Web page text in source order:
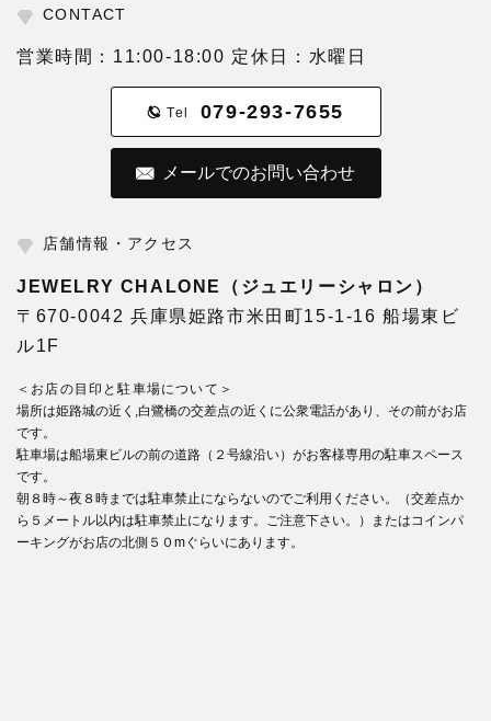
CONTACT
営業時間：11:00-18:00 定休日：水曜日
Tel 079-293-7655
メールでのお問い合わせ
店舗情報・アクセス
JEWELRY CHALONE（ジュエリーシャロン）
〒670-0042 兵庫県姫路市米田町15-1-16 船場東ビ
ル1F
＜お店の目印と駐車場について＞
場所は姫路城の近く,白鷺橋の交差点の近くに公衆電話があり、その前がお店
です。
駐車場は船場東ビルの前の道路（２号線沿い）がお客様専用の駐車スペース
です。
朝８時～夜８時までは駐車禁止にならないのでご利用ください。（交差点か
ら５メートル以内は駐車禁止になります。ご注意下さい。）またはコインパ
ーキングがお店の北側５０mぐらいにあります。